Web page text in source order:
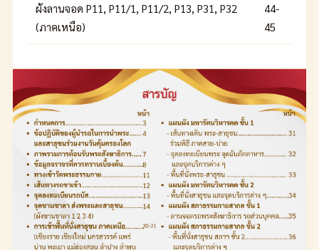
ผังลานจอด P11, P11/1, P11/2, P13, P31, P32
(ภาคเหนือ)
44-
45